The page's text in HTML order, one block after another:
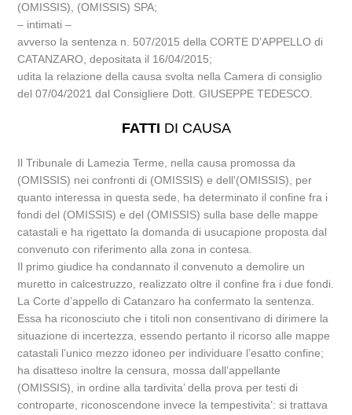
(OMISSIS), (OMISSIS) SPA;
– intimati –
avverso la sentenza n. 507/2015 della CORTE D’APPELLO di
CATANZARO, depositata il 16/04/2015;
udita la relazione della causa svolta nella Camera di consiglio
del 07/04/2021 dal Consigliere Dott. GIUSEPPE TEDESCO.
FATTI DI CAUSA
Il Tribunale di Lamezia Terme, nella causa promossa da
(OMISSIS) nei confronti di (OMISSIS) e dell'(OMISSIS), per
quanto interessa in questa sede, ha determinato il confine fra i
fondi del (OMISSIS) e del (OMISSIS) sulla base delle mappe
catastali e ha rigettato la domanda di usucapione proposta dal
convenuto con riferimento alla zona in contesa.
Il primo giudice ha condannato il convenuto a demolire un
muretto in calcestruzzo, realizzato oltre il confine fra i due fondi.
La Corte d’appello di Catanzaro ha confermato la sentenza.
Essa ha riconosciuto che i titoli non consentivano di dirimere la
situazione di incertezza, essendo pertanto il ricorso alle mappe
catastali l’unico mezzo idoneo per individuare l’esatto confine;
ha disatteso inoltre la censura, mossa dall’appellante
(OMISSIS), in ordine alla tardivita’ della prova per testi di
controparte, riconoscendone invece la tempestivita’: si trattava